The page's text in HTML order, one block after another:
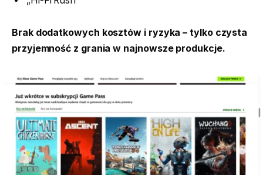
Brak dodatkowych kosztów i ryzyka – tylko czysta
przyjemność z grania w najnowsze produkcje.